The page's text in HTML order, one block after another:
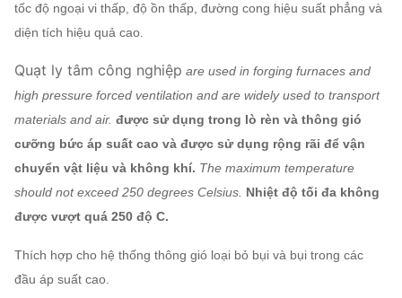
tốc độ ngoại vi thấp, độ ồn thấp, đường cong hiệu suất phẳng và
diện tích hiệu quả cao.
Quạt ly tâm công nghiệp are used in forging furnaces and
high pressure forced ventilation and are widely used to transport
materials and air. được sử dụng trong lò rèn và thông gió
cưỡng bức áp suất cao và được sử dụng rộng rãi để vận
chuyển vật liệu và không khí. The maximum temperature
should not exceed 250 degrees Celsius. Nhiệt độ tối đa không
được vượt quá 250 độ C.
Thích hợp cho hệ thống thông gió loại bỏ bụi và bụi trong các
đầu áp suất cao.